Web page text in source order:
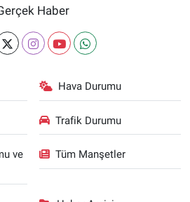
Haber
Hava Durumu
Trafik Durumu
ve
Tüm Manşetler